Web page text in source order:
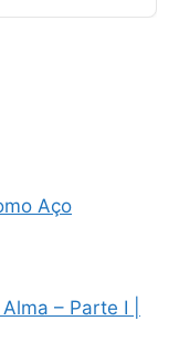
Aço
– Parte I |